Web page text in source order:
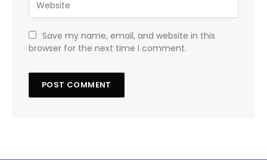
Save my name, email, and website in this
browser for the next time I comment.